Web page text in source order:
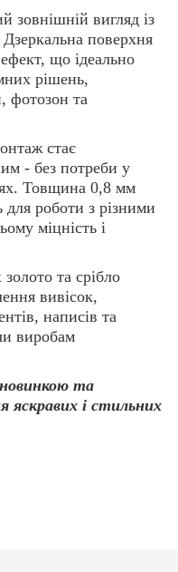
зовнішній вигляд із
поверхня
що ідеально
рішень,
фотозон та
стає
- без потреби у
Товщина 0,8 мм
для роботи з різними
міцність і
та срібло
вивісок,
написів та
виробам
та
яскравих і стильних